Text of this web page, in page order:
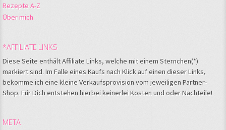
Rezepte A-Z
Über mich
*AFFILIATE LINKS
Diese Seite enthält Affiliate Links, welche mit einem Sternchen(*)
markiert sind. Im Falle eines Kaufs nach Klick auf einen dieser Links,
bekomme ich eine kleine Verkaufsprovision vom jeweiligen Partner-
Shop. Für Dich entstehen hierbei keinerlei Kosten und oder Nachteile!
META